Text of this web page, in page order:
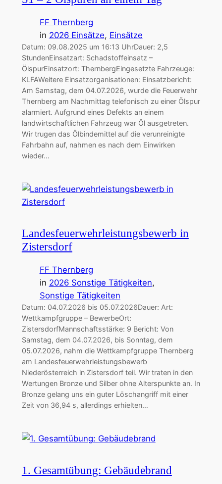
FF Thernberg
in 2026 Einsätze, Einsätze
Datum: 09.08.2025 um 16:13 UhrDauer: 2,5
StundenEinsatzart: Schadstoffeinsatz –
ÖlspurEinsatzort: ThernbergEingesetzte Fahrzeuge:
KLFAWeitere Einsatzorganisationen: Einsatzbericht:
Am Samstag, dem 04.07.2026, wurde die Feuerwehr
Thernberg am Nachmittag telefonisch zu einer Ölspur
alarmiert. Aufgrund eines Defekts an einem
landwirtschaftlichen Fahrzeug war Öl ausgetreten.
Wir trugen das Ölbindemittel auf die verunreinigte
Fahrbahn auf, nahmen es nach dem Einwirken
wieder…
Landesfeuerwehrleistungsbewerb in
Zistersdorf
FF Thernberg
in 2026 Sonstige Tätigkeiten
Sonstige Tätigkeiten
Datum: 04.07.2026 bis 05.07.2026Dauer: Art:
Wettkampfgruppe – BewerbeOrt:
ZistersdorfMannschaftsstärke: 9 Bericht: Von
Samstag, dem 04.07.2026, bis Sonntag, dem
05.07.2026, nahm die Wettkampfgruppe Thernberg
am Landesfeuerwehrleistungsbewerb
Niederösterreich in Zistersdorf teil. Wir traten in den
Wertungen Bronze und Silber ohne Alterspunkte an. In
Bronze gelang uns ein guter Löschangriff mit einer
Zeit von 36,94 s, allerdings erhielten…
1. Gesamtübung: Gebäudebrand